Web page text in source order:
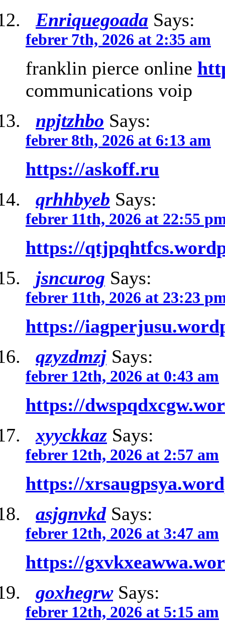
Enriquegoada Says:
febrer 7th, 2026 at 2:35 am
franklin pierce online
communications voip
npjtzhbo Says:
febrer 8th, 2026 at 6:13 am
https://askoff.ru
qrhhbyeb Says:
febrer 11th, 2026 at 22:55
https://
jsncurog Says:
febrer 11th, 2026 at 23:23
https://
qzyzdmzj Says:
febrer 12th, 2026 at 0:43 am
https://
xyyckkaz Says:
febrer 12th, 2026 at 2:57 am
https://
asjgnvkdSays:
febrer 12th, 2026 at 3:47 am
https://
goxhegrwSays:
febrer 12th, 2026 at 5:15 am